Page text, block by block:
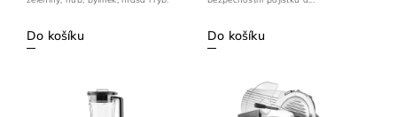
Do košíku Do košíku